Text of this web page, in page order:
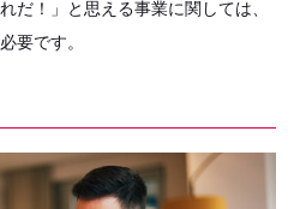
だ！」と思える事業に関しては、
要です。